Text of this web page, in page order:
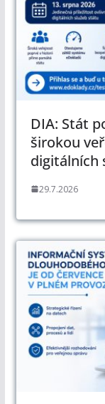
DIA: Stát
širokou
digitálních
29.7.2026